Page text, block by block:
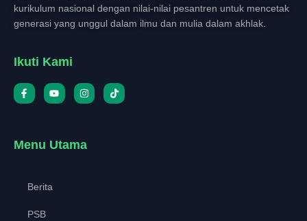
kurikulum nasional dengan nilai-nilai pesantren untuk mencetak
generasi yang unggul dalam ilmu dan mulia dalam akhlak.
Ikuti Kami
Menu Utama
Berita
PSB